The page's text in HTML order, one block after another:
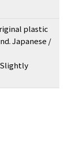
plastic
Japanese /